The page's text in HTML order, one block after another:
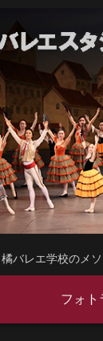
バレエ学校のメ
フォト